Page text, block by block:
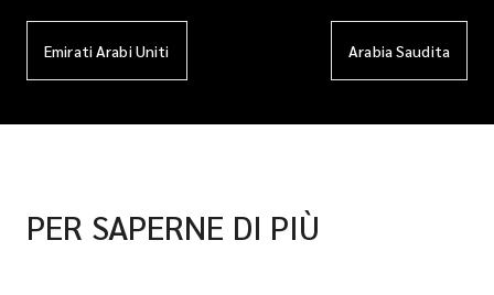
Emirati Arabi Uniti Arabia Saudita
PER SAPERNE DI PIÙ